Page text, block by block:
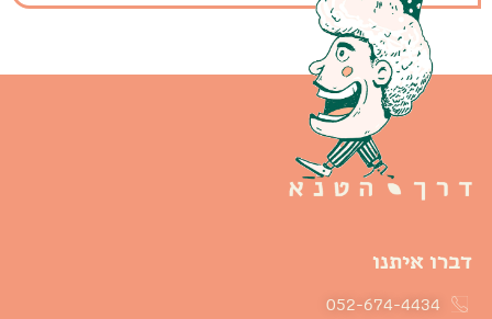
דברו איתנו
052-674-4434